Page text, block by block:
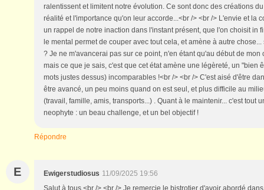
ralentissent et limitent notre évolution. Ce sont donc des créations
réalité et l'importance qu'on leur accorde...<br /> <br /> L'envie et la
un rappel de notre inaction dans l'instant présent, que l'on choisit in
le mental permet de couper avec tout cela, et amène à autre
? Je ne m'avancerai pas sur ce point, n'en étant qu'au début de
mais ce que je sais, c'est que cet état amène une légèreté, un "bien
mots justes dessus) incomparables !<br /> <br /> C'est aisé d'être
être avancé, un peu moins quand on est seul, et plus difficile au
(travail, famille, amis, transports...) . Quant à le maintenir... c'est tout
neophyte : un beau challenge, et un bel objectif !
Répondre
E Ewigerstudiosus 11/09/2025 19:56
Salut à tous,<br /> <br /> Je remercie le bistrotier d'avoir abordé